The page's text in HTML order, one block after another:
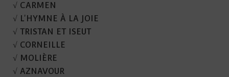
√ CARMEN
√ L'HYMNE À LA JOIE
√ TRISTAN ET ISEUT
√ CORNEILLE
√ MOLIÈRE
√ AZNAVOUR